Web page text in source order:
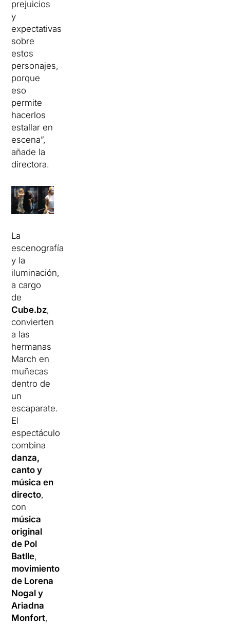
prejuicios
y
expectativas
sobre
estos
personajes,
porque
eso
permite
hacerlos
estallar en
escena”,
añade la
directora.
La
escenografía
y la
iluminación,
a cargo
de
Cube.bz,
convierten
a las
hermanas
March en
muñecas
dentro de
un
escaparate.
El
espectáculo
combina
danza,
canto y
música en
directo,
con
música
original
de Pol
Batlle,
movimiento
de Lorena
Nogal y
Ariadna
Monfort,